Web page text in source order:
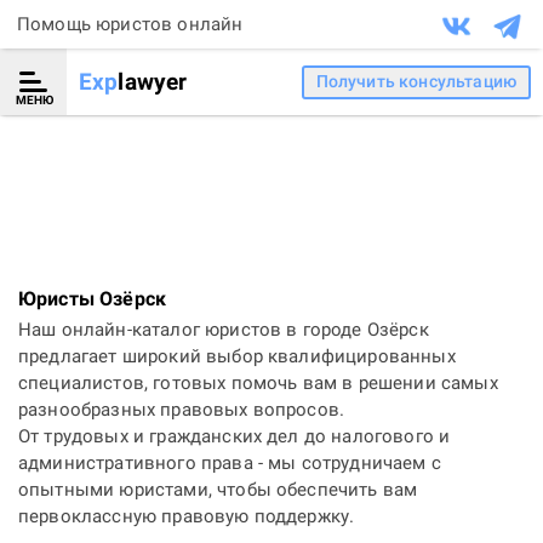
Помощь юристов онлайн
МЕНЮ
Explawyer Получить консультацию
Юристы Озёрск
Наш онлайн-каталог юристов в городе Озёрск
предлагает широкий выбор квалифицированных
специалистов, готовых помочь вам в решении самых
разнообразных правовых вопросов.
От трудовых и гражданских дел до налогового и
административного права - мы сотрудничаем с
опытными юристами, чтобы обеспечить вам
первоклассную правовую поддержку.